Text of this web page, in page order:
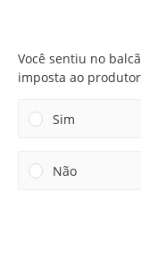
Você sentiu no
imposta ao
Sim
Não